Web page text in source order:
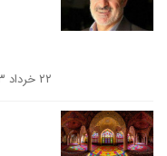
۲۲ خرداد ۱۴۰۳